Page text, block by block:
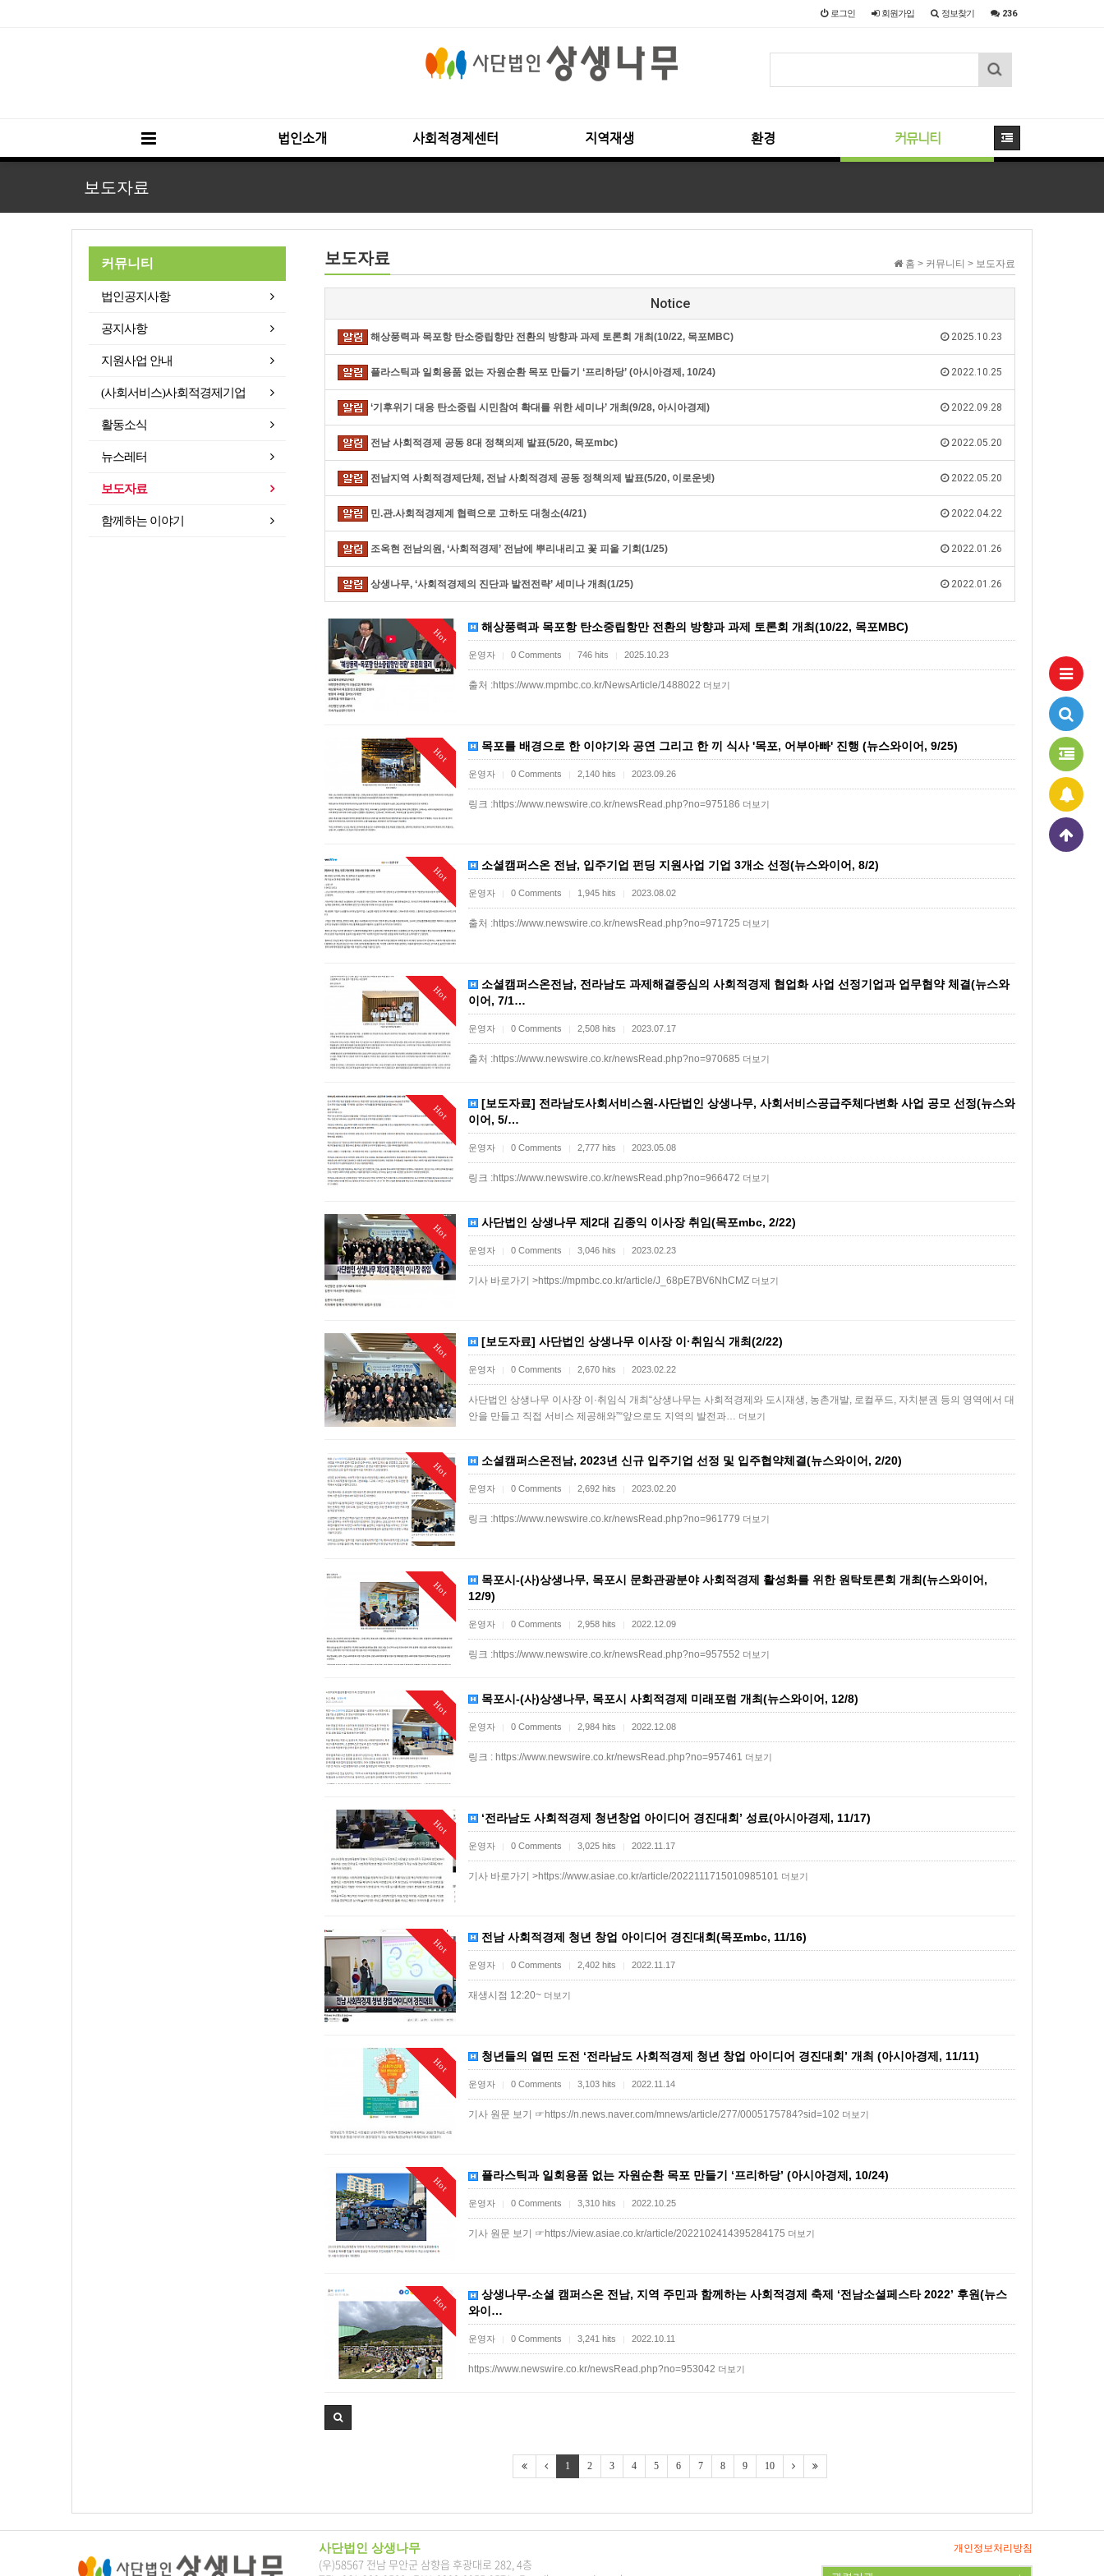
로그인 회원가입 정보찾기 236
법인소개 사회적경제센터 지역재생 환경 커뮤니티
보도자료
홈 > 커뮤니티 > 보도자료
보도자료
Notice
2025.10.23
해상풍력과 목포항 탄소중립항만 전환의 방향과 과제 토론회 개최(10/22, 목포MBC)
2022.10.25
플라스틱과 일회용품 없는 자원순환 목포 만들기 ‘프리하당’ (아시아경제, 10/24)
2022.09.28
‘기후위기 대응 탄소중립 시민참여 확대를 위한 세미나’ 개최(9/28, 아시아경제)
2022.05.20
전남 사회적경제 공동 8대 정책의제 발표(5/20, 목포mbc)
2022.05.20
전남지역 사회적경제단체, 전남 사회적경제 공동 정책의제 발표(5/20, 이로운넷)
2022.04.22
민.관.사회적경제계 협력으로 고하도 대청소(4/21)
2022.01.26
조옥현 전남의원, ‘사회적경제’ 전남에 뿌리내리고 꽃 피울 기회(1/25)
2022.01.26
상생나무, ‘사회적경제의 진단과 발전전략’ 세미나 개최(1/25)
Hot 해상풍력과 목포항 탄소중립항만 전환의 방향과 과제 토론회 개최(10/22, 목포MBC)
운영자 | 0 Comments | 746 hits | 2025.10.23
출처 :https://www.mpmbc.co.kr/NewsArticle/1488022 더보기
Hot 목포를 배경으로 한 이야기와 공연 그리고 한 끼 식사 '목포, 어부아빠' 진행 (뉴스와이어, 9/25)
운영자 | 0 Comments | 2,140 hits | 2023.09.26
링크 :https://www.newswire.co.kr/newsRead.php?no=975186 더보기
Hot 소셜캠퍼스온 전남, 입주기업 펀딩 지원사업 기업 3개소 선정(뉴스와이어, 8/2)
운영자 | 0 Comments | 1,945 hits | 2023.08.02
출처 :https://www.newswire.co.kr/newsRead.php?no=971725 더보기
Hot
소셜캠퍼스온전남, 전라남도 과제해결중심의 사회적경제 협업화 사업 선정기업과 업무협약 체결(뉴스와
이어, 7/1…
운영자 | 0 Comments | 2,508 hits | 2023.07.17
출처 :https://www.newswire.co.kr/newsRead.php?no=970685 더보기
Hot
[보도자료] 전라남도사회서비스원-사단법인 상생나무, 사회서비스공급주체다변화 사업 공모 선정(뉴스와
이어, 5/…
운영자 | 0 Comments | 2,777 hits | 2023.05.08
링크 :https://www.newswire.co.kr/newsRead.php?no=966472 더보기
Hot 사단법인 상생나무 제2대 김종익 이사장 취임(목포mbc, 2/22)
운영자 | 0 Comments | 3,046 hits | 2023.02.23
기사 바로가기 >https://mpmbc.co.kr/article/J_68pE7BV6NhCMZ 더보기
Hot [보도자료] 사단법인 상생나무 이사장 이·취임식 개최(2/22)
운영자 | 0 Comments | 2,670 hits | 2023.02.22
사단법인 상생나무 이사장 이·취임식 개최“상생나무는 사회적경제와 도시재생, 농촌개발, 로컬푸드, 자치분권 등의 영역에서 대
안을 만들고 직접 서비스 제공해와”“앞으로도 지역의 발전과… 더보기
Hot 소셜캠퍼스온전남, 2023년 신규 입주기업 선정 및 입주협약체결(뉴스와이어, 2/20)
운영자 | 0 Comments | 2,692 hits | 2023.02.20
링크 :https://www.newswire.co.kr/newsRead.php?no=961779 더보기
Hot
목포시-(사)상생나무, 목포시 문화관광분야 사회적경제 활성화를 위한 원탁토론회 개최(뉴스와이어,
12/9)
운영자 | 0 Comments | 2,958 hits | 2022.12.09
링크 :https://www.newswire.co.kr/newsRead.php?no=957552 더보기
Hot 목포시-(사)상생나무, 목포시 사회적경제 미래포럼 개최(뉴스와이어, 12/8)
운영자 | 0 Comments | 2,984 hits | 2022.12.08
링크 : https://www.newswire.co.kr/newsRead.php?no=957461 더보기
Hot ‘전라남도 사회적경제 청년창업 아이디어 경진대회’ 성료(아시아경제, 11/17)
운영자 | 0 Comments | 3,025 hits | 2022.11.17
기사 바로가기 >https://www.asiae.co.kr/article/2022111715010985101 더보기
Hot 전남 사회적경제 청년 창업 아이디어 경진대회(목포mbc, 11/16)
운영자 | 0 Comments | 2,402 hits | 2022.11.17
재생시점 12:20~ 더보기
Hot 청년들의 열띤 도전 ‘전라남도 사회적경제 청년 창업 아이디어 경진대회’ 개최 (아시아경제, 11/11)
운영자 | 0 Comments | 3,103 hits | 2022.11.14
기사 원문 보기 ☞https://n.news.naver.com/mnews/article/277/0005175784?sid=102 더보기
Hot 플라스틱과 일회용품 없는 자원순환 목포 만들기 ‘프리하당’ (아시아경제, 10/24)
운영자 | 0 Comments | 3,310 hits | 2022.10.25
기사 원문 보기 ☞https://view.asiae.co.kr/article/2022102414395284175 더보기
Hot
상생나무-소셜 캠퍼스온 전남, 지역 주민과 함께하는 사회적경제 축제 ‘전남소셜페스타 2022’ 후원(뉴스
와이…
운영자 | 0 Comments | 3,241 hits | 2022.10.11
https://www.newswire.co.kr/newsRead.php?no=953042 더보기
1 2 3 4 5 6 7 8 9 10
커뮤니티
법인공지사항
공지사항
지원사업 안내
(사회서비스)사회적경제기업
활동소식
뉴스레터
보도자료
함께하는 이야기
사단법인 상생나무
(우)58567 전남 무안군 삼향읍 후광대로 282, 4층
개인정보처리방침